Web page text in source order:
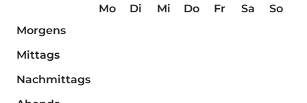
Mo Di Mi Do Fr Sa
So
Morgens
Mittags
Nachmittags